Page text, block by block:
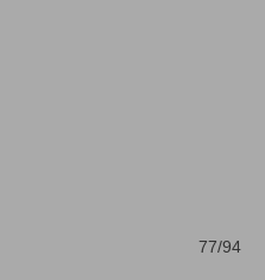
77/94